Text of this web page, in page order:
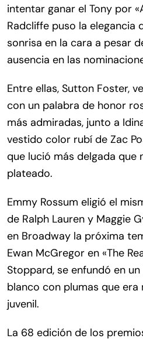
intentar ganar el Tony por
Radcliffe puso la elegancia
sonrisa en la cara a pesar
ausencia en las
Entre ellas, Sutton Foster,
con un palabra de honor
más admiradas, junto a
vestido color rubí de Zac
que lució más delgada que
plateado.
Emmy Rossum eligió el
de Ralph Lauren y Maggie
en Broadway la próxima
Ewan McGregor en «The
Stoppard, se enfundó en
blanco con plumas que era
juvenil.
La 68 edición de los